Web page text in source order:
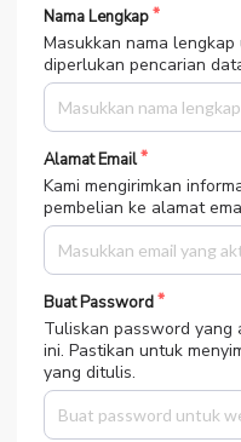
Nama Lengkap
Masukkan nama
diperlukan pencarian
Alamat Email
Kami mengirimkan
pembelian ke alamat
Buat Password
Tuliskan password yang
ini. Pastikan untuk
yang ditulis.